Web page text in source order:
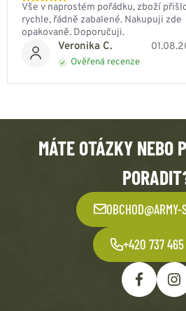
Veronika C.
Ověřená recenze
Vše v naprostém pořádku, zboží
rychle, řádně zabalené. Nakupuji zde
opakovaně. Doporučuji.
MÁTE OTÁZKY NEBO
OBCHOD@ARMY-
+420 737